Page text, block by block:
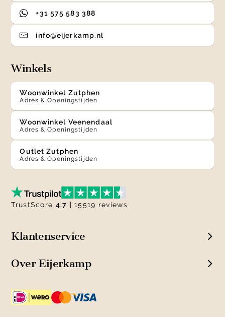
+31 575 583 388
info@eijerkamp.nl
Winkels
Woonwinkel Zutphen
Adres & Openingstijden
Woonwinkel Veenendaal
Adres & Openingstijden
Outlet Zutphen
Adres & Openingstijden
Klantenservice
Over Eijerkamp
TrustScore 4.7 | 15519 reviews